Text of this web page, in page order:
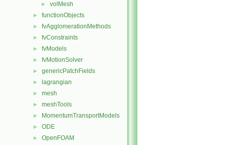
► volMesh
► functionObjects
► fvAgglomerationMethods
► fvConstraints
► fvModels
► fvMotionSolver
► genericPatchFields
► lagrangian
► mesh
► meshTools
► MomentumTransportModels
► ODE
► OpenFOAM